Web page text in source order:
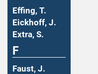
Effing, T.
Eickhoff, J.
Extra, S.
F
Faust, J.